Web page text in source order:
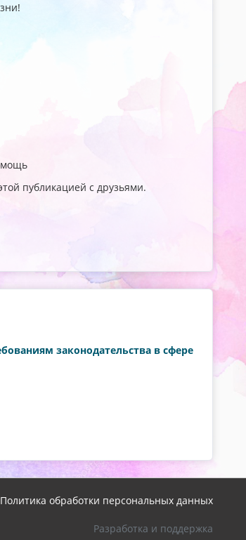
публикацией с друзьями.
законодательства в сфере
Политика обработки персональных данных
Разработка и поддержка